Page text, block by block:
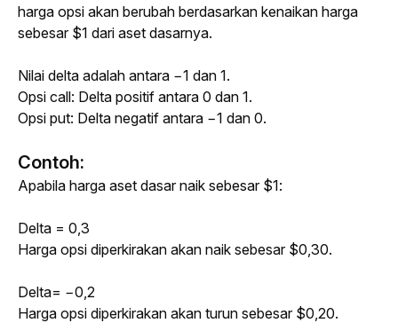
harga opsi akan berubah berdasarkan kenaikan harga
sebesar $1 dari aset dasarnya.
Nilai delta adalah antara −1 dan 1.
Opsi call: Delta positif antara 0 dan 1.
Opsi put: Delta negatif antara −1 dan 0.
Contoh:
Apabila harga aset dasar naik sebesar $1:
Delta = 0,3
Harga opsi diperkirakan akan naik sebesar $0,30.
Delta= −0,2
Harga opsi diperkirakan akan turun sebesar $0,20.